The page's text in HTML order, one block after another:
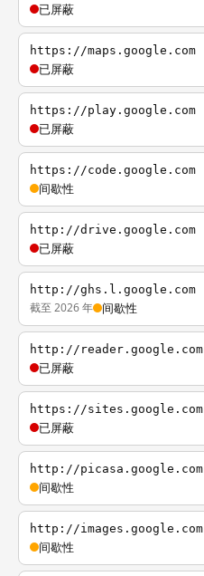
已屏蔽
https://maps.google.com
已屏蔽
https://play.google.com
已屏蔽
https://code.google.com
间歇性
http://drive.google.com
已屏蔽
http://ghs.l.google.com
截至 2026 年 间歇性
http://reader.google.com
已屏蔽
https://sites.google.com
已屏蔽
http://picasa.google.com
间歇性
http://images.google.com
间歇性